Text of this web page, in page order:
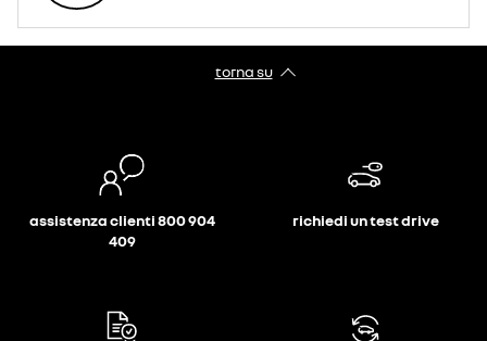
torna su
assistenza clienti 800 904
409
richiedi un test drive